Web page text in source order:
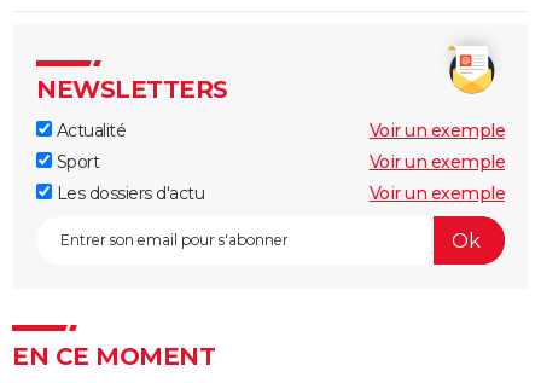
NEWSLETTERS
Actualité
Voir un exemple
Sport
Voir un exemple
Les dossiers d'actu
Voir un exemple
EN CE MOMENT